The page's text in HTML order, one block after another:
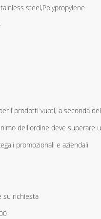
steel,Polypropylene
i prodotti vuoti, a seconda
dell'ordine deve superare
promozionali e aziendali
su richiesta